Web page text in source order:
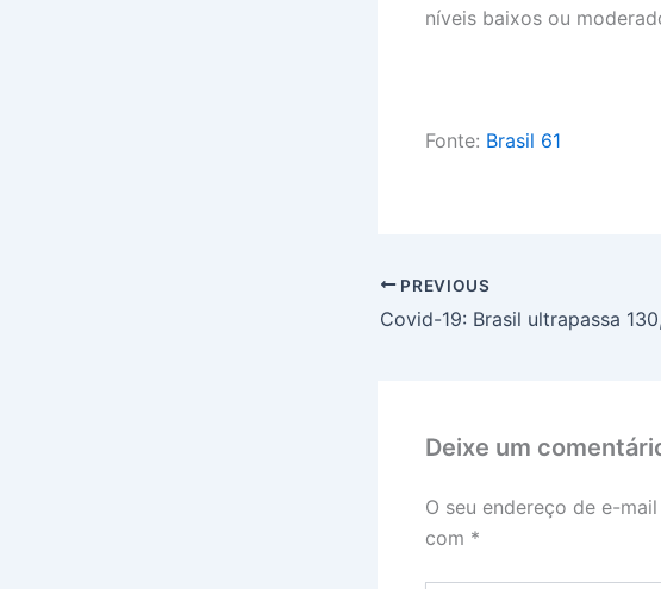
níveis baixos ou
Fonte: Brasil 61
PREVIOUS
Deixe um
O seu endereço de e-
com *